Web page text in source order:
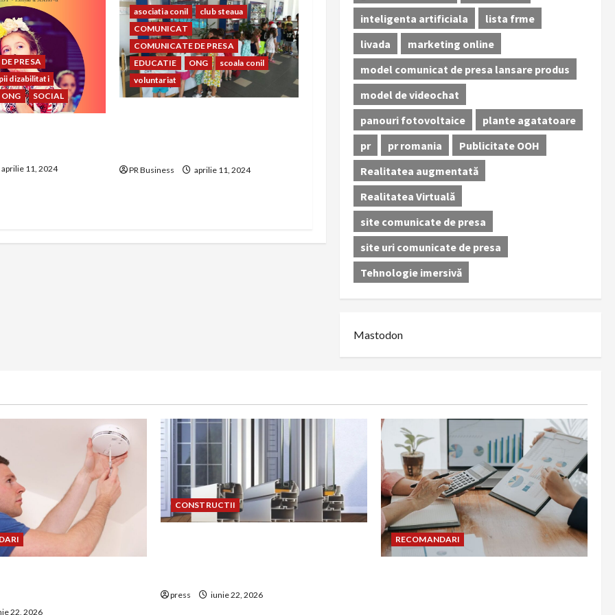
PRESA
dizabilitati
ONG SOCIAL
aprilie 11, 2024
asociatia conil
club steaua
COMUNICAT
COMUNICATE DE PRESA
EDUCATIE
ONG
scoala conil
voluntariat
PR Business aprilie 11, 2024
inteligenta artificiala
lista frme
livada
marketing online
model comunicat de presa lansare produs
model de videochat
panouri fotovoltaice
plante agatatoare
pr
pr romania
Publicitate OOH
Realitatea augmentată
Realitatea Virtuală
site comunicate de presa
site uri comunicate de presa
Tehnologie imersivă
Mastodon
22, 2026
CONSTRUCTII
press iunie 22, 2026
RECOMANDARI